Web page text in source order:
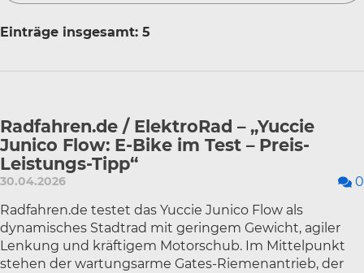
Einträge insgesamt: 5
Radfahren.de / ElektroRad – „Yuccie
Junico Flow: E-Bike im Test – Preis-
Leistungs-Tipp“
30.04.2026 0
Radfahren.de testet das Yuccie Junico Flow als
dynamisches Stadtrad mit geringem Gewicht, agiler
Lenkung und kräftigem Motorschub. Im Mittelpunkt
stehen der wartungsarme Gates-Riemenantrieb, der